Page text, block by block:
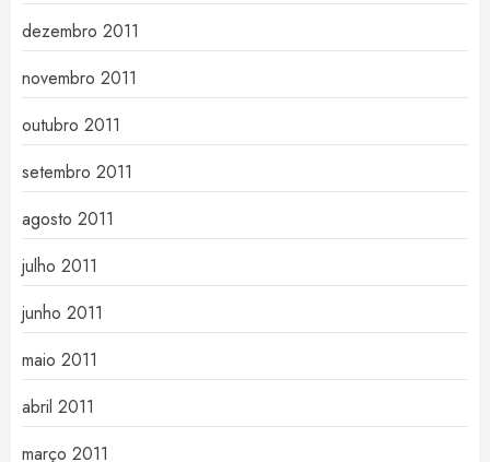
dezembro 2011
novembro 2011
outubro 2011
setembro 2011
agosto 2011
julho 2011
junho 2011
maio 2011
abril 2011
março 2011